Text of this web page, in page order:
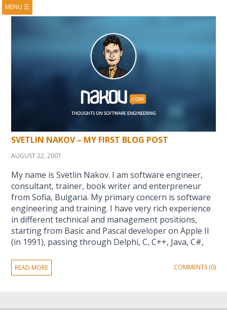
MENU ☰
SVETLIN NAKOV – MY FIRST BLOG POST
AUGUST 22, 2007
My name is Svetlin Nakov. I am software engineer,
consultant, trainer, book writer and enterpreneur
from Sofia, Bulgaria. My primary concern is software
engineering and training. I have very rich experience
in different technical and management positions,
starting from Basic and Pascal developer on Apple II
(in 1991), passing through Delphi, C, C++, Java, C#,
READ MORE COMMENTS (0)